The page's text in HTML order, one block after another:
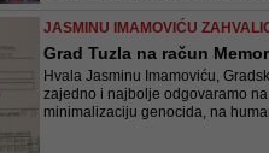
JASMINU IMAMOVIĆU
Grad Tuzla na račun
Hvala Jasminu Imamoviću,
zajedno i najbolje odgovaramo
minimalizaciju genocida, na